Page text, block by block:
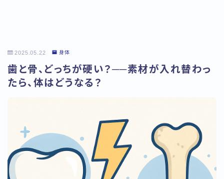
2025.05.22 身体
歯と骨、どっちが硬い？──素材が入れ替わっ
たら、体はどうなる？